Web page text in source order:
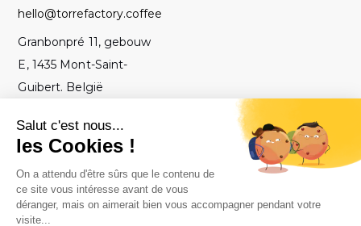
hello@torrefactory.coffee
Granbonpré 11, gebouw
E, 1435 Mont-Saint-
Guibert. België
2019 Torrefactory
Project - Alle
Met ♥ gebrand in
-